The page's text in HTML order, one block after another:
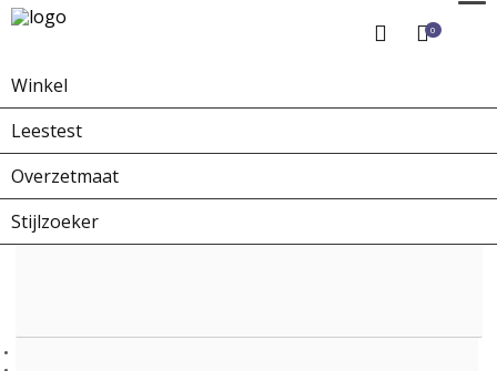
0
Winkel
Leestest
Overzetmaat
Stijlzoeker
Home Winkel